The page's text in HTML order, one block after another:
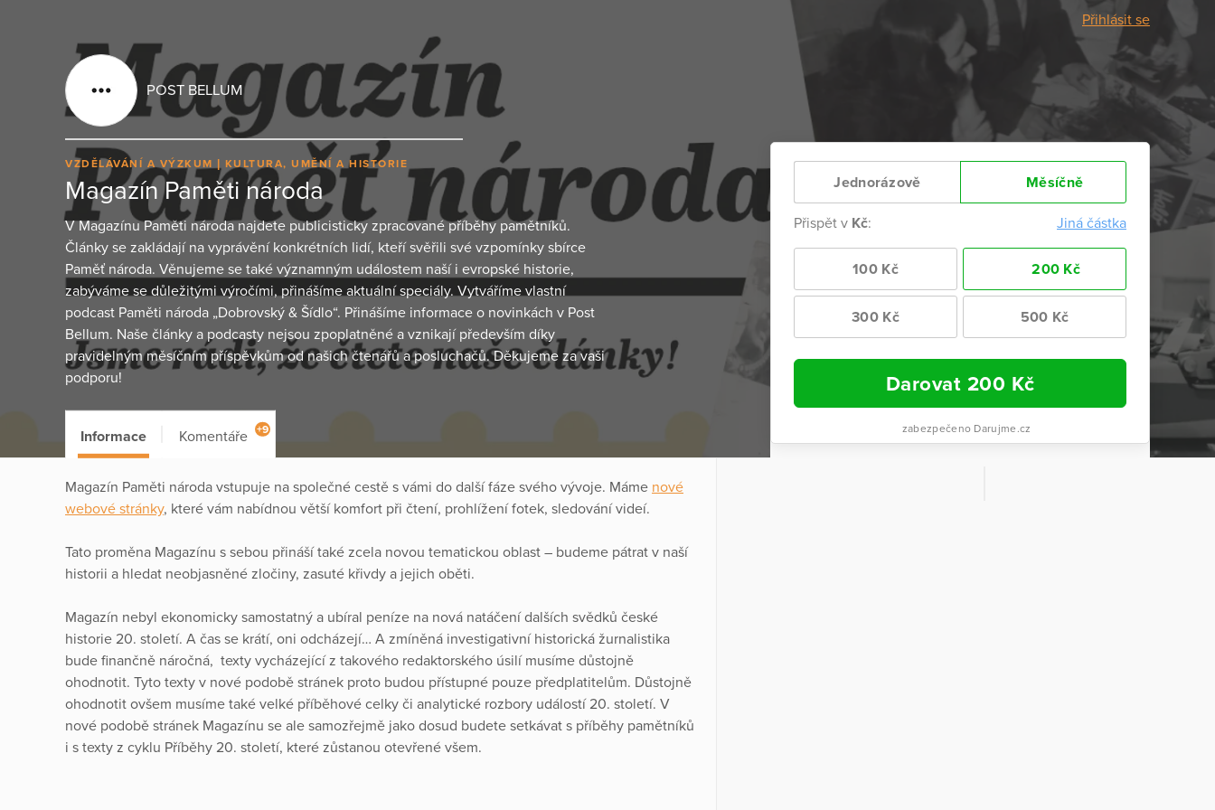
Přihlásit se
POST BELLUM
VZDĚLÁVÁNÍ A VÝZKUM KULTURA, UMĚNÍ A HISTORIE
Magazín Paměti národa
V Magazínu Paměti národa najdete publicisticky zpracované příběhy pamětníků.
Články se zakládají na vyprávění konkrétních lidí, kteří svěřili své vzpomínky sbírce
Paměť národa. Věnujeme se také významným událostem naší i evropské historie,
zabýváme se důležitými výročími, přinášíme aktuální speciály. Vytváříme vlastní
podcast Paměti národa „Dobrovský & Šídlo“. Přinášíme informace o novinkách v Post
Bellum. Naše články a podcasty nejsou zpoplatněné a vznikají především díky
pravidelným měsíčním příspěvkům od našich čtenářů a posluchačů. Děkujeme za vaši
podporu!
Jednorázově Měsíčně
Přispět v Kč: Jiná částka
100 Kč 200 Kč
300 Kč 500 Kč
Darovat 200 Kč
zabezpečeno Darujme.cz
Informace Komentáře +9
Magazín Paměti národa vstupuje na společné cestě s vámi do další fáze svého vývoje. Máme nové
webové stránky, které vám nabídnou větší komfort při čtení, prohlížení fotek, sledování videí.
Tato proměna Magazínu s sebou přináší také zcela novou tematickou oblast – budeme pátrat v naší
historii a hledat neobjasněné zločiny, zasuté křivdy a jejich oběti.
Magazín nebyl ekonomicky samostatný a ubíral peníze na nová natáčení dalších svědků české
historie 20. století. A čas se krátí, oni odcházejí… A zmíněná investigativní historická žurnalistika
bude finančně náročná, texty vycházející z takového redaktorského úsilí musíme důstojně
ohodnotit. Tyto texty v nové podobě stránek proto budou přístupné pouze předplatitelům. Důstojně
ohodnotit ovšem musíme také velké příběhové celky či analytické rozbory událostí 20. století. V
nové podobě stránek Magazínu se ale samozřejmě jako dosud budete setkávat s příběhy pamětníků
i s texty z cyklu Příběhy 20. století, které zůstanou otevřené všem.